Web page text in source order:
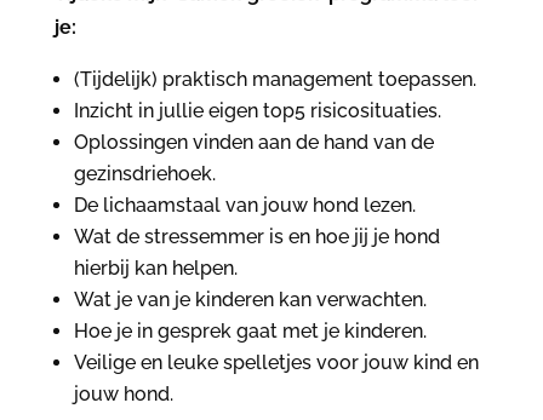
je:
(Tijdelijk) praktisch management toepassen.
Inzicht in jullie eigen top5 risicosituaties.
Oplossingen vinden aan de hand van de
gezinsdriehoek.
De lichaamstaal van jouw hond lezen.
Wat de stressemmer is en hoe jij je hond
hierbij kan helpen.
Wat je van je kinderen kan verwachten.
Hoe je in gesprek gaat met je kinderen.
Veilige en leuke spelletjes voor jouw kind en
jouw hond.